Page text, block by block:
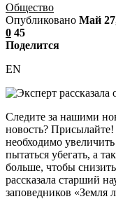
Общество
Опубликовано Май
0 45
Поделится
EN
Следите за нашими
новость?
необходимо
пытаться убегать, а
больше, чтобы
рассказала старший
заповедников «Земля